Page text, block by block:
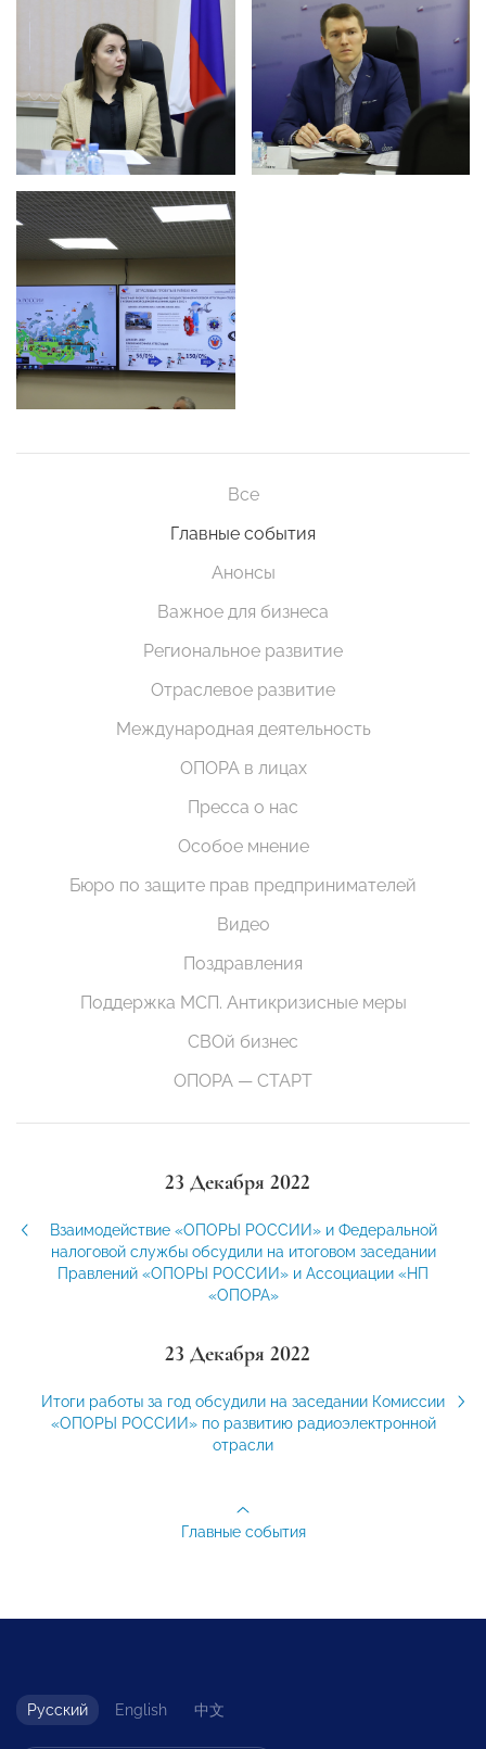
Все
Главные события
Анонсы
Важное для бизнеса
Региональное развитие
Отраслевое развитие
Международная деятельность
ОПОРА в лицах
Пресса о нас
Особое мнение
Бюро по защите прав предпринимателей
Видео
Поздравления
Поддержка МСП. Антикризисные меры
СВОй бизнес
ОПОРА — СТАРТ
23 Декабря 2022
Взаимодействие «ОПОРЫ РОССИИ» и Федеральной
налоговой службы обсудили на итоговом заседании
Правлений «ОПОРЫ РОССИИ» и Ассоциации «НП
«ОПОРА»
23 Декабря 2022
Итоги работы за год обсудили на заседании Комиссии
«ОПОРЫ РОССИИ» по развитию радиоэлектронной
отрасли
Главные события
Русский English 中文